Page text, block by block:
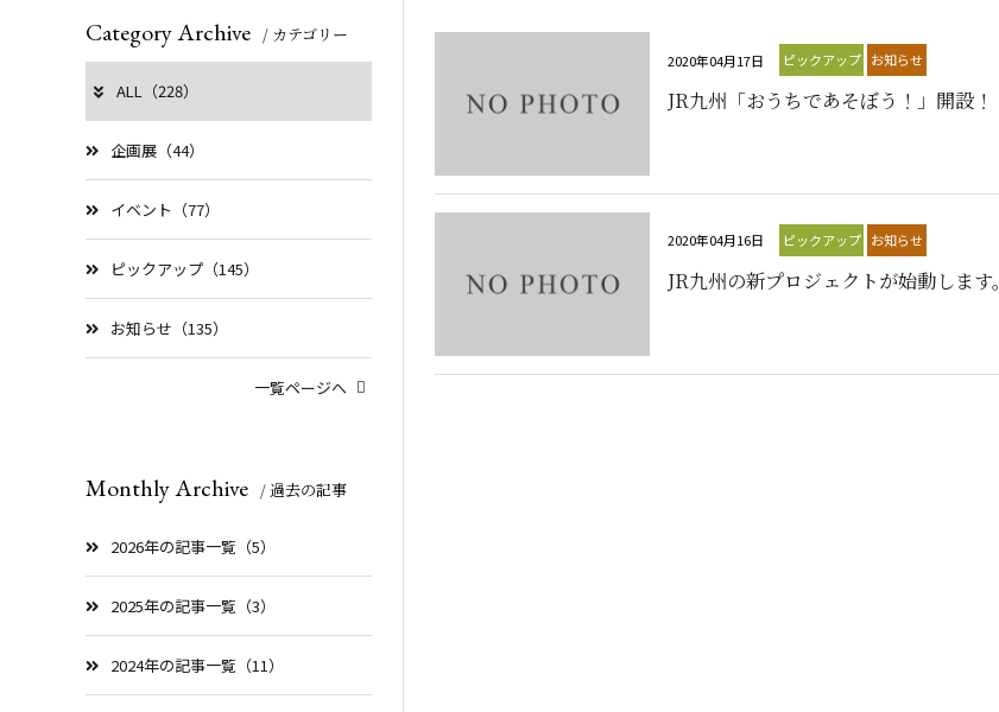
Category Archive / カテゴリー
ALL（228）
企画展（44）
イベント（77）
ピックアップ（145）
お知らせ（135）
一覧ページへ
Monthly Archive / 過去の記事
2026年の記事一覧（5）
2025年の記事一覧（3）
2024年の記事一覧（11）
2020年04月17日 ピックアップ お知らせ
JR九州「おうちであそぼう！」開設！
2020年04月16日 ピックアップ お知らせ
JR九州の新プロジェクトが始動します。